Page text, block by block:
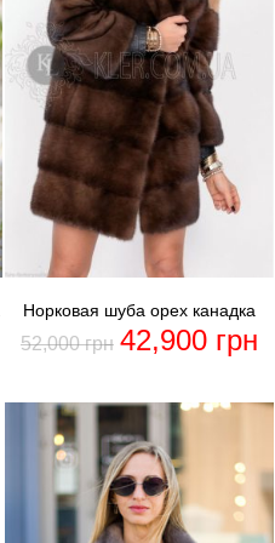
Норковая шуба орех канадка
52,000грн 42,900 грн